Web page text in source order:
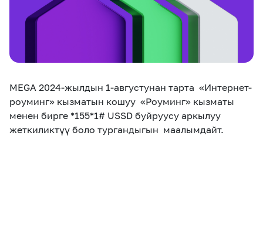
Кызматтар
Кызматтар Көңүл ачуучу Соц. тармактар
Чалуулар жана
Компания
Биз жөнүндө Жаңылыктар MEGAда иште
Кызмат көрсөтүүлөр
MEGA 2024-жылдын 1-августунан тарта «Интернет-
роуминг» кызматын кошуу «Роуминг» кызматы
менен бирге *155*1# USSD буйруусу аркылуу
жеткиликтүү боло тургандыгын маалымдайт.